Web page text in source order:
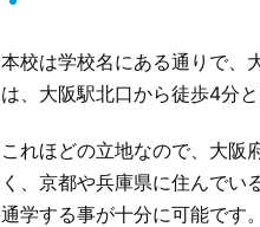
本校は学校名にある通りで、
は、大阪駅北口から徒歩4分
これほどの立地なので、大阪
く、京都や兵庫県に住んでい
通学する事が十分に可能です。